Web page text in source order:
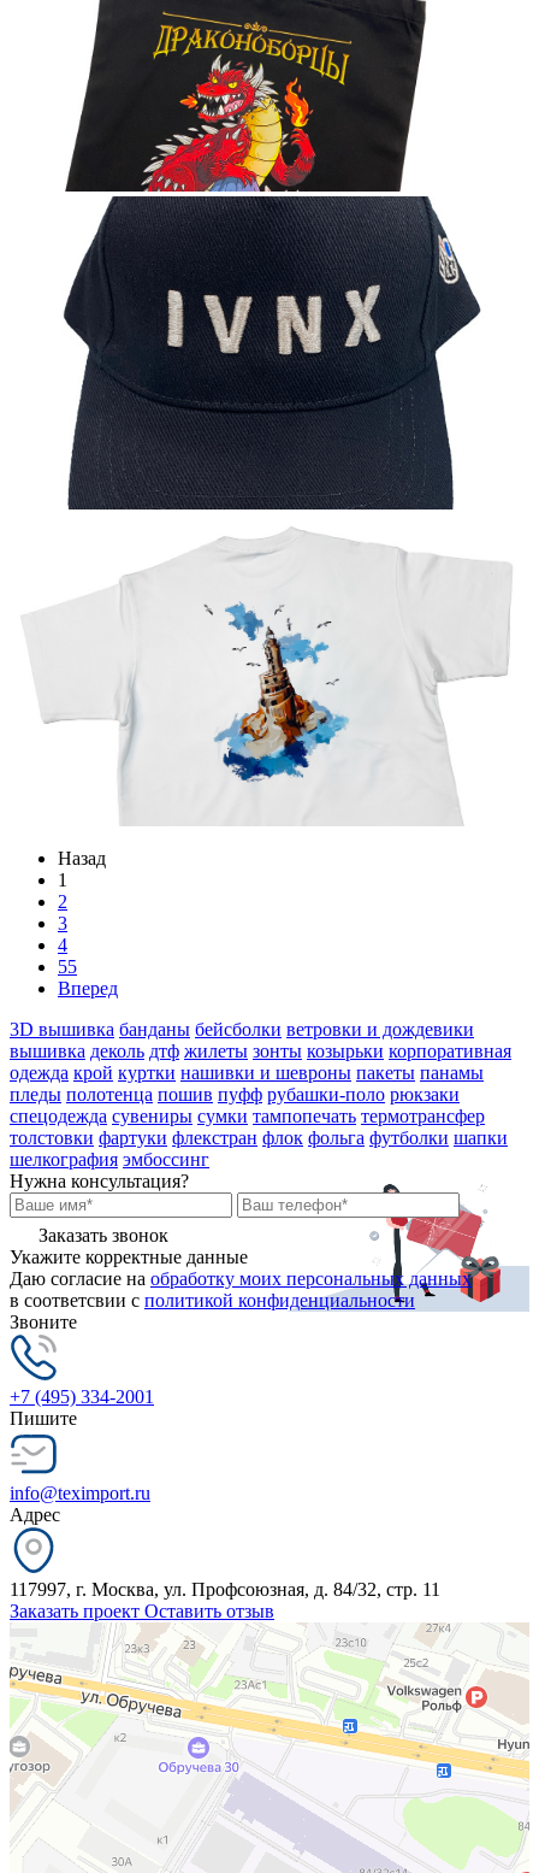
Назад
1
2
3
4
55
Вперед
3D вышивка банданы бейсболки ветровки и дождевики
вышивка деколь дтф жилеты зонты козырьки корпоративная
одежда крой куртки нашивки и шевроны пакеты панамы
пледы полотенца пошив пуфф рубашки-поло рюкзаки
спецодежда сувениры сумки тампопечать термотрансфер
толстовки фартуки флекстран флок фольга футболки шапки
шелкография эмбоссинг
Нужна консультация?
Заказать звонок
Укажите корректные данные
Даю согласие на обработку моих персональных данных
в соответсвии с политикой конфиденциальности
Звоните
+7 (495) 334-2001
Пишите
info@teximport.ru
Адрес
117997, г. Москва, ул. Профсоюзная, д. 84/32, стр. 11
Заказать проект Оставить отзыв